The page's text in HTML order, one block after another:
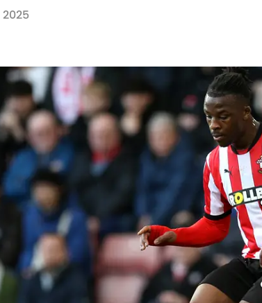
2025